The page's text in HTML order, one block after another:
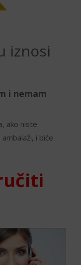
iznosi
i nemam
ako niste
i biće